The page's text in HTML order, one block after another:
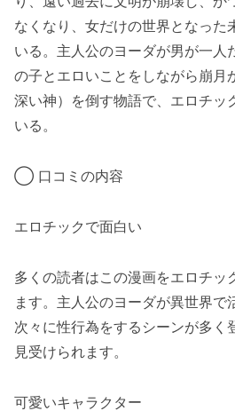
なくなり、女だけの世界となった
いる。主人公のヨーダが男が一人
の子とエロいことをしながら崩月
深い神）を倒す物語で、エロチッ
いる。
◯ 口コミの内容
エロチックで面白い
多くの読者はこの漫画をエロチッ
ます。主人公のヨーダが異世界で
次々に性行為をするシーンが多く
見受けられます。
可愛いキャラクター